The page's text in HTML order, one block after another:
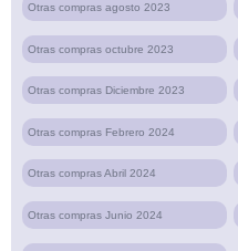
Otras compras agosto 2023
Otras compras octubre 2023
Otras compras Diciembre 2023
Otras compras Febrero 2024
Otras compras Abril 2024
Otras compras Junio 2024